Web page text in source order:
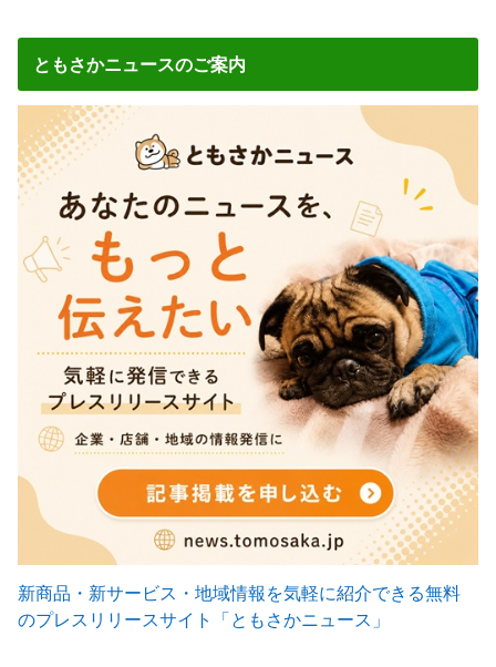
ともさかニュースのご案内
新商品・新サービス・地域情報を気軽に紹介できる無料
のプレスリリースサイト「ともさかニュース」